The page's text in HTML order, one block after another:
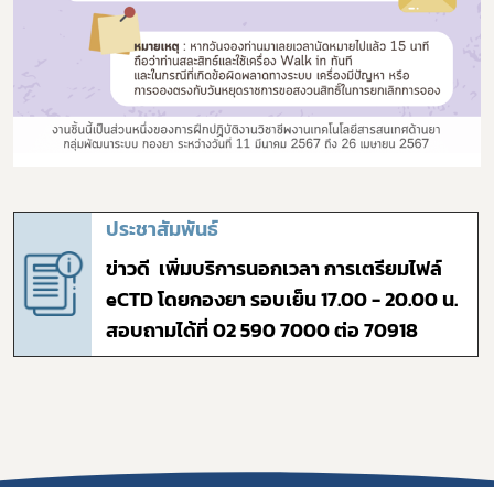
ประชาสัมพันธ์
ข่าวดี เพิ่มบริการนอกเวลา การเตรียมไฟล์
eCTD โดยกองยา รอบเย็น 17.00 - 20.00 น.
สอบถามได้ที่ 02 590 7000 ต่อ 70918